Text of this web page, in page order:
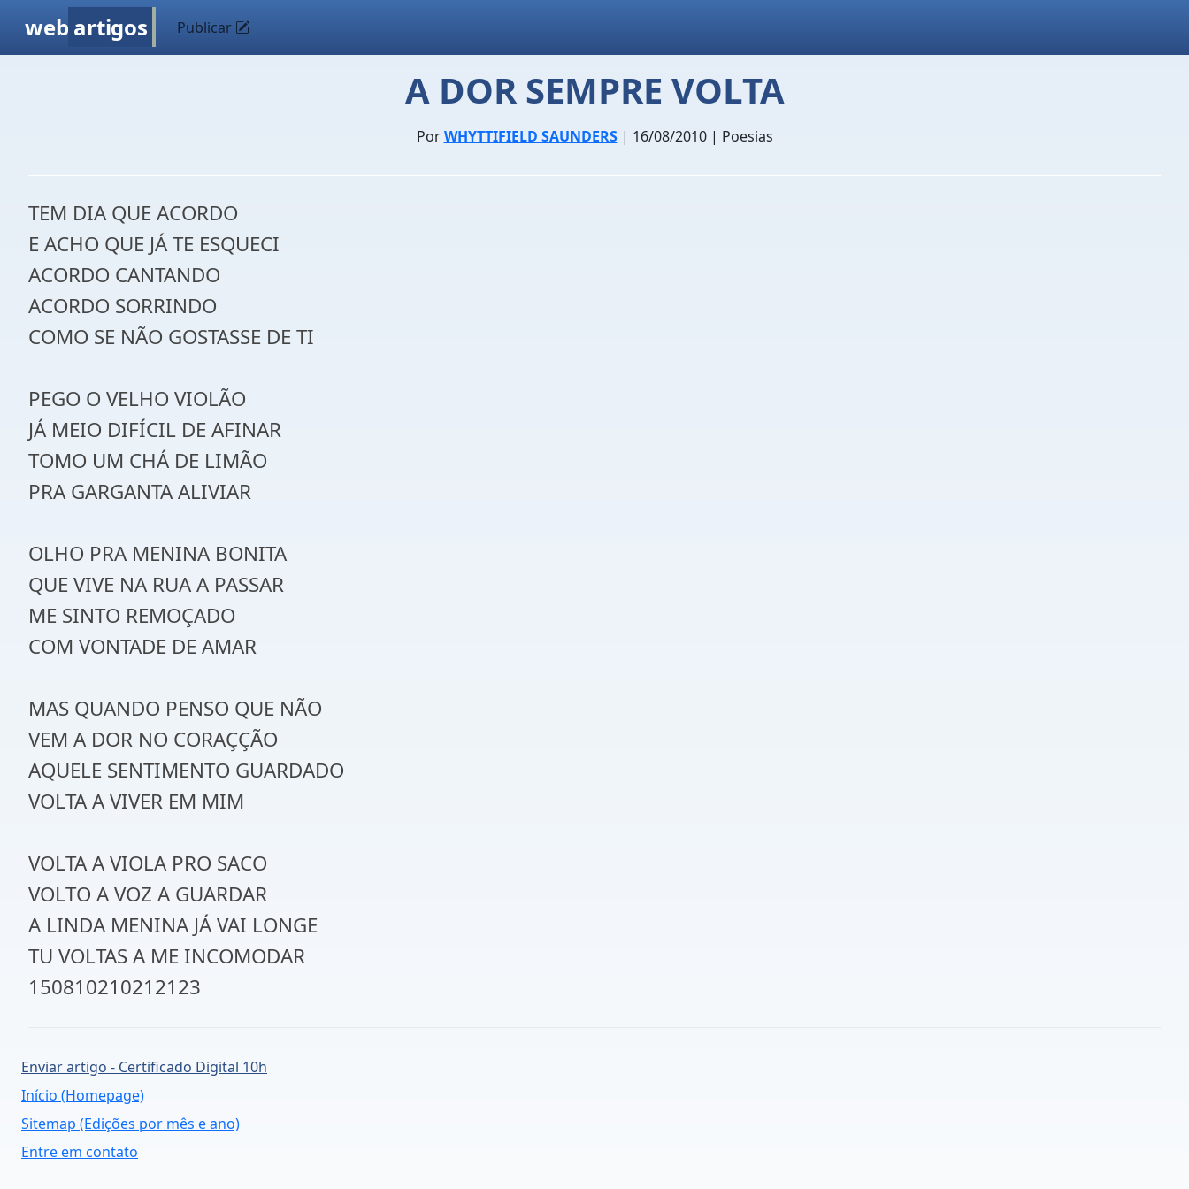
web artigos Publicar
A DOR SEMPRE VOLTA
PorWHYTTIFIELD SAUNDERS| 16/08/2010 | Poesias
TEM DIA QUE ACORDO
E ACHO QUE JÁ TE ESQUECI
ACORDO CANTANDO
ACORDO SORRINDO
COMO SE NÃO GOSTASSE DE TI
PEGO O VELHO VIOLÃO
JÁ MEIO DIFÍCIL DE AFINAR
TOMO UM CHÁ DE LIMÃO
PRA GARGANTA ALIVIAR
OLHO PRA MENINA BONITA
QUE VIVE NA RUA A PASSAR
ME SINTO REMOÇADO
COM VONTADE DE AMAR
MAS QUANDO PENSO QUE NÃO
VEM A DOR NO CORAÇÇÃO
AQUELE SENTIMENTO GUARDADO
VOLTA A VIVER EM MIM
VOLTA A VIOLA PRO SACO
VOLTO A VOZ A GUARDAR
A LINDA MENINA JÁ VAI LONGE
TU VOLTAS A ME INCOMODAR
150810210212123
Enviar artigo - Certificado Digital 10h
Início (Homepage)
Sitemap (Edições por mês e ano)
Entre em contato